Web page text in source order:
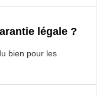
légale ?
bien pour les